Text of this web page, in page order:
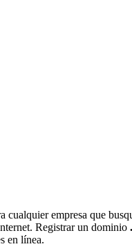
cualquier empresa que
Registrar un dominio
en línea.